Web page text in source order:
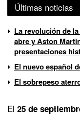
Últimas noticias
La revolución de
abre y Aston
presentaciones
El nuevo español
El sobrepeso
El 25 de